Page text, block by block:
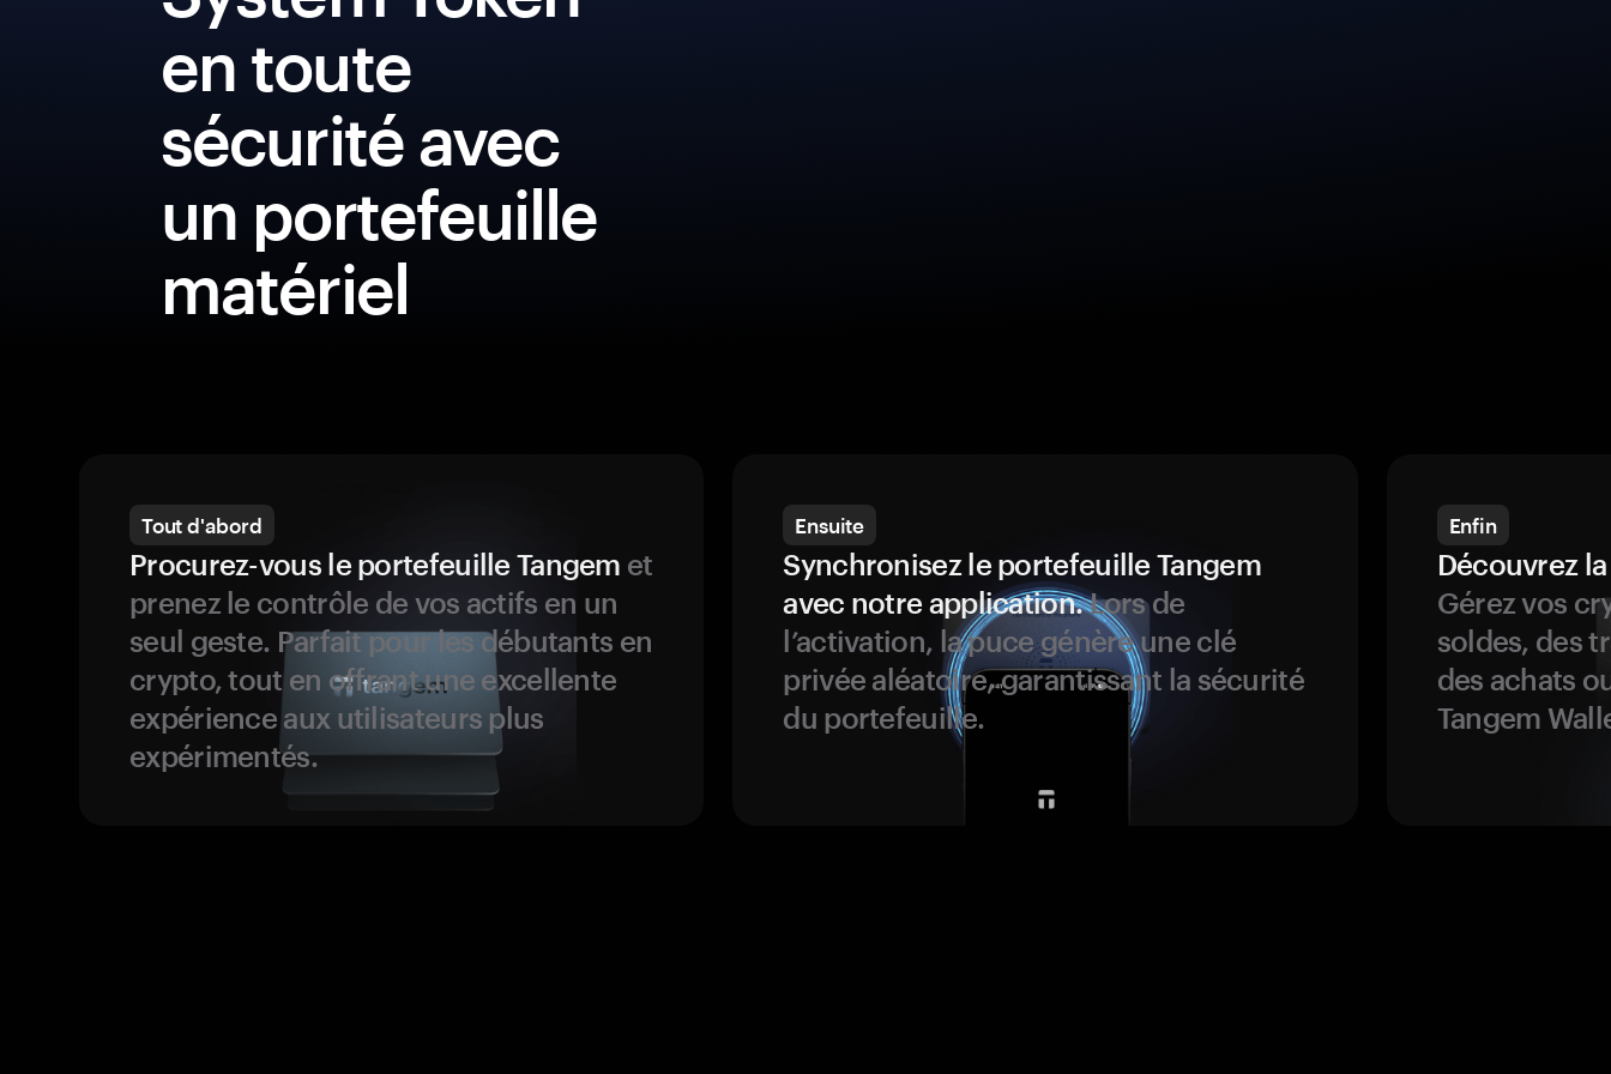
en toute
sécurité avec
un portefeuille
matériel
Tout d'abord
Procurez-vous le portefeuille Tangem et
prenez le contrôle de vos actifs en un
seul geste. Parfait pour les débutants en
crypto, tout en offrant une excellente
expérience aux utilisateurs plus
expérimentés.
Ensuite
Synchronisez le portefeuille Tangem
avec notre application.Lors de
l’activation, la puce génère une clé
privée aléatoire, garantissant la sécurité
du portefeuille.
Enfin
Découvrez
Gérez vos
soldes, des
des achats
Tangem